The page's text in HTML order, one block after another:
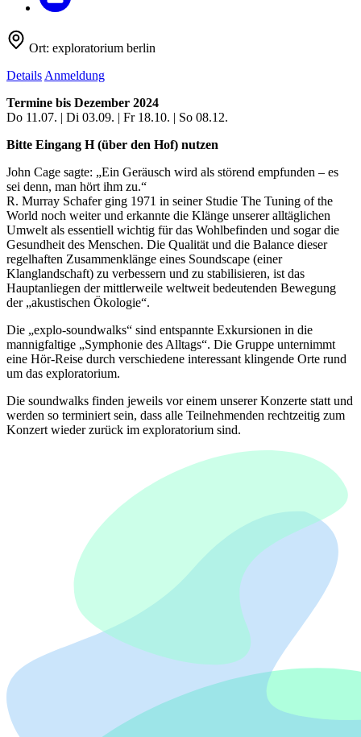
Ort: exploratorium berlin
Details Anmeldung
Termine bis Dezember 2024
Do 11.07. | Di 03.09. | Fr 18.10. | So 08.12.
Bitte Eingang H (über den Hof) nutzen
John Cage sagte: „Ein Geräusch wird als störend empfunden – es
sei denn, man hört ihm zu.“
R. Murray Schafer ging 1971 in seiner Studie The Tuning of the
World noch weiter und erkannte die Klänge unserer alltäglichen
Umwelt als essentiell wichtig für das Wohlbefinden und sogar die
Gesundheit des Menschen. Die Qualität und die Balance dieser
regelhaften Zusammenklänge eines Soundscape (einer
Klanglandschaft) zu verbessern und zu stabilisieren, ist das
Hauptanliegen der mittlerweile weltweit bedeutenden Bewegung
der „akustischen Ökologie“.
Die „explo-soundwalks“ sind entspannte Exkursionen in die
mannigfaltige „Symphonie des Alltags“. Die Gruppe unternimmt
eine Hör-Reise durch verschiedene interessant klingende Orte rund
um das exploratorium.
Die soundwalks finden jeweils vor einem unserer Konzerte statt und
werden so terminiert sein, dass alle Teilnehmenden rechtzeitig zum
Konzert wieder zurück im exploratorium sind.